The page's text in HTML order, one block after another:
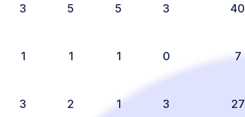
3 5 5 3 40
1 1 1 0 7
3 2 1 3 27